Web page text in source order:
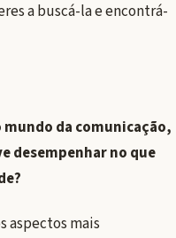
a buscá-la e encontrá-
da comunicação,
desempenhar no que
aspectos mais